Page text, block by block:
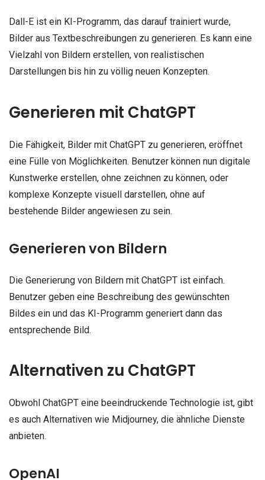
Dall-E ist ein KI-Programm, das darauf trainiert wurde,
Bilder aus Textbeschreibungen zu generieren. Es kann eine
Vielzahl von Bildern erstellen, von realistischen
Darstellungen bis hin zu völlig neuen Konzepten.
Generieren mit ChatGPT
Die Fähigkeit, Bilder mit ChatGPT zu generieren, eröffnet
eine Fülle von Möglichkeiten. Benutzer können nun digitale
Kunstwerke erstellen, ohne zeichnen zu können, oder
komplexe Konzepte visuell darstellen, ohne auf
bestehende Bilder angewiesen zu sein.
Generieren von Bildern
Die Generierung von Bildern mit ChatGPT ist einfach.
Benutzer geben eine Beschreibung des gewünschten
Bildes ein und das KI-Programm generiert dann das
entsprechende Bild.
Alternativen zu ChatGPT
Obwohl ChatGPT eine beeindruckende Technologie ist, gibt
es auch Alternativen wie Midjourney, die ähnliche Dienste
anbieten.
OpenAI